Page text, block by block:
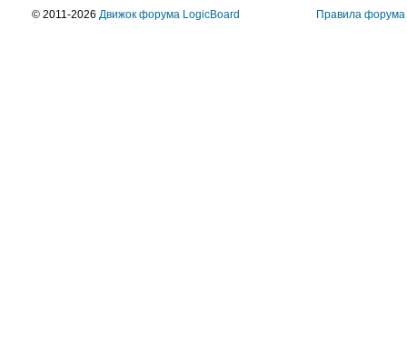
© 2011-2026 Движок форума LogicBoard Правила форума